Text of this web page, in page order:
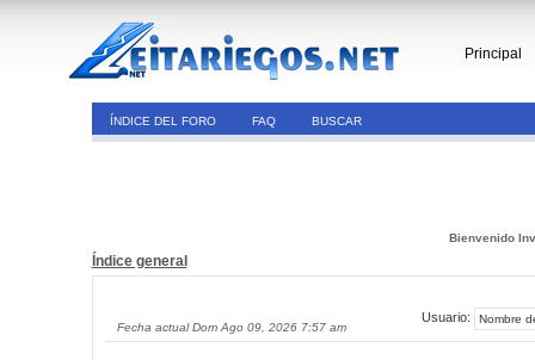
Principal
ÍNDICE DEL FORO FAQ BUSCAR
Bienvenido
Índice general
Fecha actual Dom Ago 09, 2026 7:57 am
Usuario: